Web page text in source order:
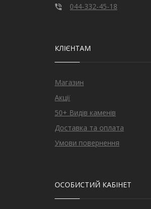
044-332-45-18
КЛІЄНТАМ
Магазин
Акції
50+ Видів каменів
Доставка та оплата
Умови повернення
ОСОБИСТИЙ КАБІНЕТ